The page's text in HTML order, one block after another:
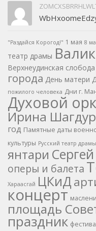
"Раздайся Корогод!" 1 мая 8
театр драмы
Верхнеудинская слобода
города День матери
пожилого человека Дни г.
Духовой
Ирина
год Памятные даты
культуры Русский театр драмы
янтари
оперы и балета
Хараасгай ЦКиД
концерт
площадь
праздник